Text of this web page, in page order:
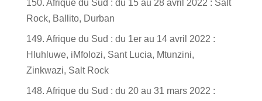
150. Afrique du Sud : du 15 au 28 avril 2022 : Salt
Rock, Ballito, Durban
149. Afrique du Sud : du 1er au 14 avril 2022 :
Hluhluwe, iMfolozi, Sant Lucia, Mtunzini,
Zinkwazi, Salt Rock
148. Afrique du Sud : du 20 au 31 mars 2022 :